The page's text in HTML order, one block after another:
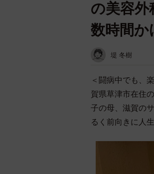
の美容
数時間か
堤 冬樹
＜闘病中でも、
賀県草津市在住
子の母、滋賀の
るく前向きに人